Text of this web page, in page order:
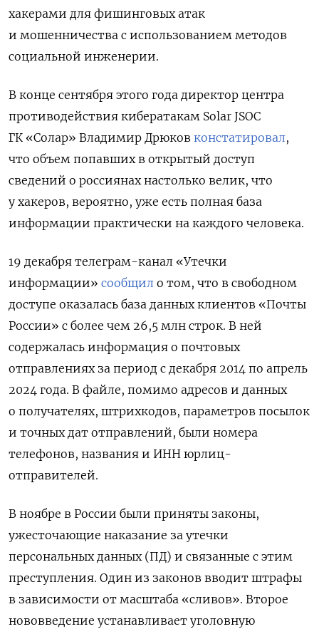
хакерами для фишинговых атак
и мошенничества с использованием методов
социальной инженерии.
В конце сентября этого года директор центра
противодействия кибератакам Solar JSOC
ГК «Солар» Владимир Дрюков констатировал,
что объем попавших в открытый доступ
сведений о россиянах настолько велик, что
у хакеров, вероятно, уже есть полная база
информации практически на каждого человека.
19 декабря телеграм-канал «Утечки
информации» сообщил о том, что в свободном
доступе оказалась база данных клиентов «Почты
России» с более чем 26,5 млн строк. В ней
содержалась информация о почтовых
отправлениях за период с декабря 2014 по апрель
2024 года. В файле, помимо адресов и данных
о получателях, штрихкодов, параметров посылок
и точных дат отправлений, были номера
телефонов, названия и ИНН юрлиц-
отправителей.
В ноябре в России были приняты законы,
ужесточающие наказание за утечки
персональных данных (ПД) и связанные с этим
преступления. Один из законов вводит штрафы
в зависимости от масштаба «сливов». Второе
нововведение устанавливает уголовную